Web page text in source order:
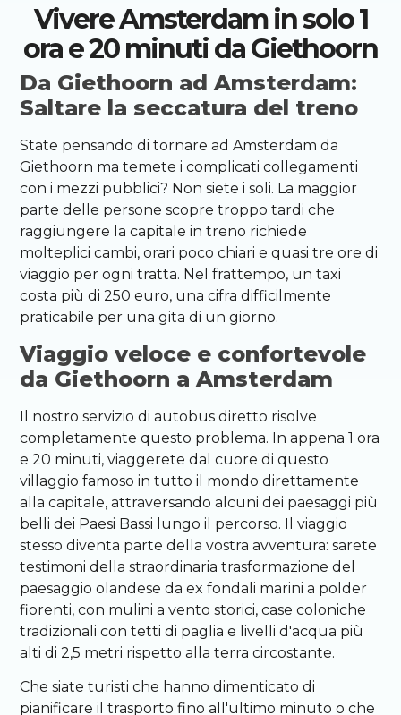
Vivere Amsterdam in solo 1
ora e 20 minuti da Giethoorn
Da Giethoorn ad Amsterdam:
Saltare la seccatura del treno
State pensando di tornare ad Amsterdam da
Giethoorn ma temete i complicati collegamenti
con i mezzi pubblici? Non siete i soli. La maggior
parte delle persone scopre troppo tardi che
raggiungere la capitale in treno richiede
molteplici cambi, orari poco chiari e quasi tre ore di
viaggio per ogni tratta. Nel frattempo, un taxi
costa più di 250 euro, una cifra difficilmente
praticabile per una gita di un giorno.
Viaggio veloce e confortevole
da Giethoorn a Amsterdam
Il nostro servizio di autobus diretto risolve
completamente questo problema. In appena 1 ora
e 20 minuti, viaggerete dal cuore di questo
villaggio famoso in tutto il mondo direttamente
alla capitale, attraversando alcuni dei paesaggi più
belli dei Paesi Bassi lungo il percorso. Il viaggio
stesso diventa parte della vostra avventura: sarete
testimoni della straordinaria trasformazione del
paesaggio olandese da ex fondali marini a polder
fiorenti, con mulini a vento storici, case coloniche
tradizionali con tetti di paglia e livelli d'acqua più
alti di 2,5 metri rispetto alla terra circostante.
Che siate turisti che hanno dimenticato di
pianificare il trasporto fino all'ultimo minuto o che